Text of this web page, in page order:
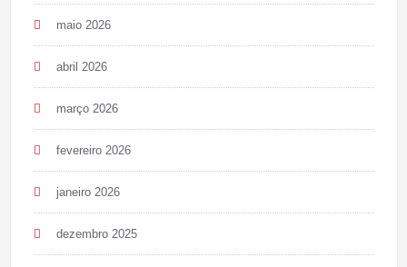
maio 2026
abril 2026
março 2026
fevereiro 2026
janeiro 2026
dezembro 2025